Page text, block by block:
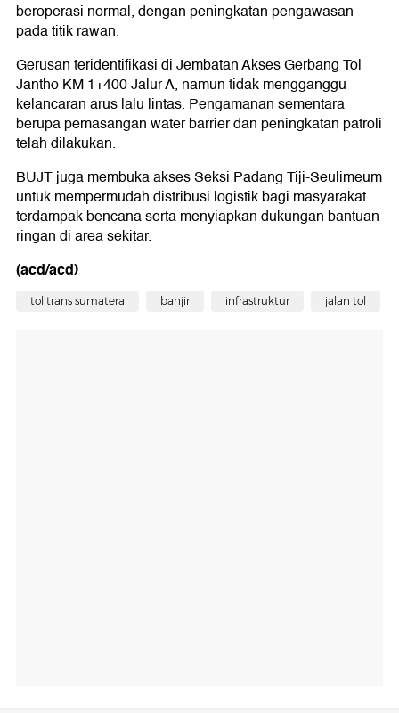
beroperasi normal, dengan peningkatan pengawasan
pada titik rawan.
Gerusan teridentifikasi di Jembatan Akses Gerbang Tol
Jantho KM 1+400 Jalur A, namun tidak mengganggu
kelancaran arus lalu lintas. Pengamanan sementara
berupa pemasangan water barrier dan peningkatan patroli
telah dilakukan.
BUJT juga membuka akses Seksi Padang Tiji-Seulimeum
untuk mempermudah distribusi logistik bagi masyarakat
terdampak bencana serta menyiapkan dukungan bantuan
ringan di area sekitar.
(acd/acd)
tol trans sumatera banjir infrastruktur jalan tol